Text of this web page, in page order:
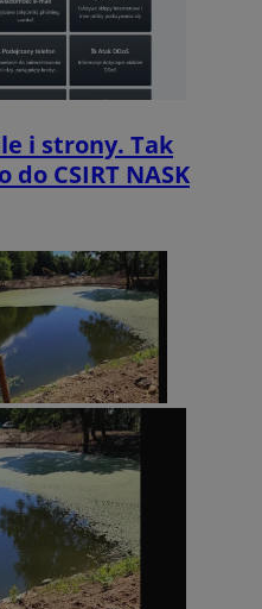
i strony. Tak
CSIRT NASK